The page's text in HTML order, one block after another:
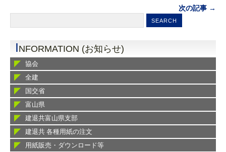
次の記事 →
INFORMATION (お知らせ)
協会
全建
国交省
富山県
建退共富山県支部
建退共 各種用紙の注文
用紙販売・ダウンロード等